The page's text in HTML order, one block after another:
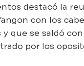
destacó la
con los
que se saldó
por los